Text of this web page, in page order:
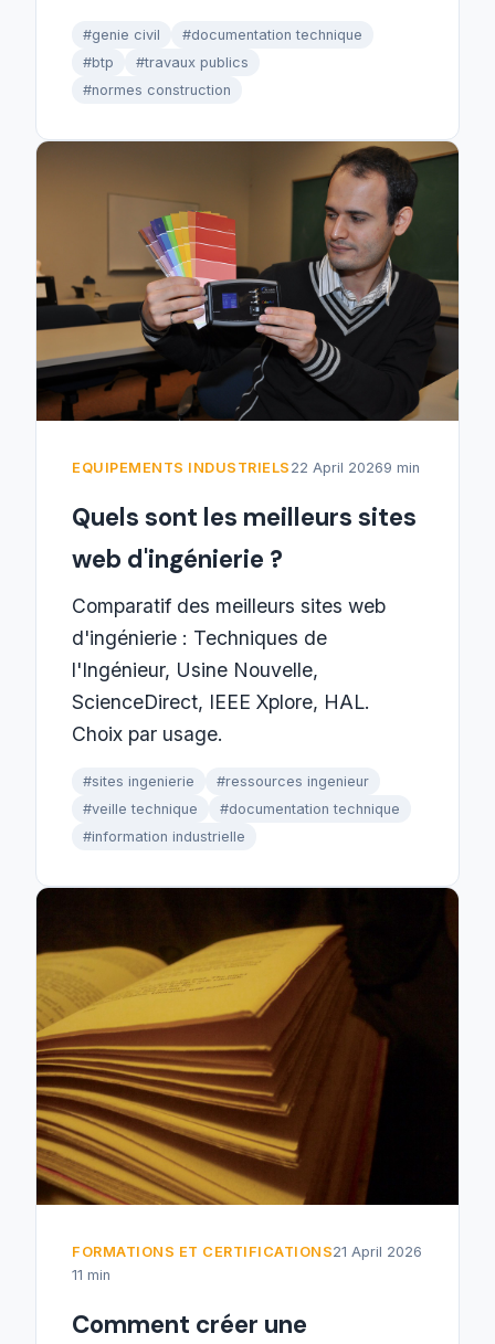
#genie civil
#documentation technique
#btp
#travaux publics
#normes construction
EQUIPEMENTS INDUSTRIELS 22 April 20269 min
Quels sont les meilleurs sites
web d'ingénierie ?
Comparatif des meilleurs sites web
d'ingénierie : Techniques de
l'Ingénieur, Usine Nouvelle,
ScienceDirect, IEEE Xplore, HAL.
Choix par usage.
#sites ingenierie
#ressources ingenieur
#veille technique
#documentation technique
#information industrielle
FORMATIONS ET CERTIFICATIONS21 April 2026
11 min
Comment créer une